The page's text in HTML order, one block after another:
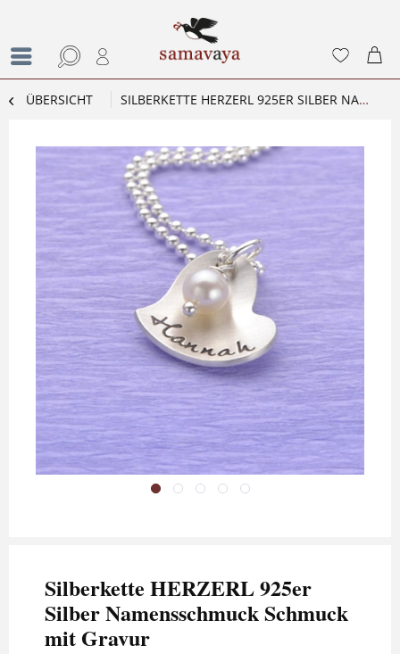
ÜBERSICHT SILBERKETTE HERZERL 925ER SILBER NAMENSSCHMUCK SCHMUCK MIT GRAVUR
Silberkette HERZERL 925er
Silber Namensschmuck Schmuck
mit Gravur